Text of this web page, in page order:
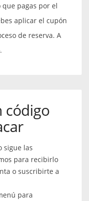
pagas por el
aplicar el cupón
de reserva. A
código
sigue las
para recibirlo
o suscribirte a
para